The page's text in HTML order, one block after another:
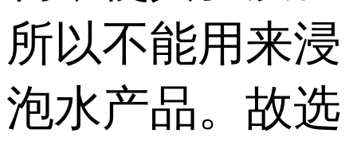
所以不能用来浸
泡水产品。故选